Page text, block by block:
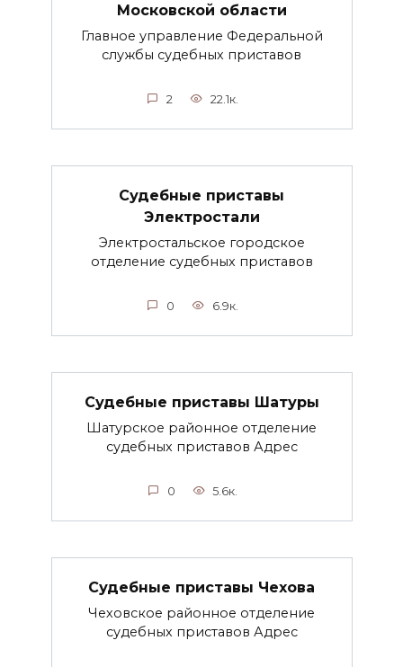
Московской области
Главное управление Федеральной
службы судебных приставов
2 22.1к.
Судебные приставы
Электростали
Электростальское городское
отделение судебных приставов
0 6.9к.
Судебные приставы Шатуры
Шатурское районное отделение
судебных приставов Адрес
0 5.6к.
Судебные приставы Чехова
Чеховское районное отделение
судебных приставов Адрес